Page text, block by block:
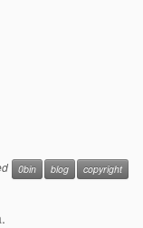
0bin blog
copyright